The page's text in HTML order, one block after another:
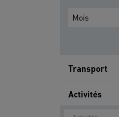
Mois
Transport
Activités